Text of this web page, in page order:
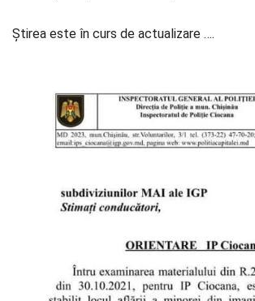
Știrea este în curs de actualizare ….